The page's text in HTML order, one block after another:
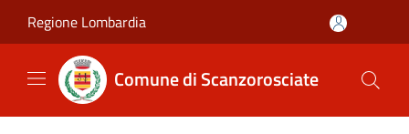
Regione Lombardia
Comune di Scanzorosciate